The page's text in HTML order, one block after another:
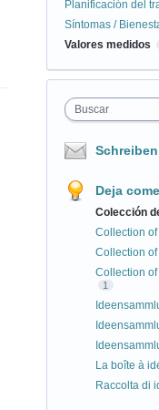
Planificación del
Síntomas /
Valores medidos
Buscar
Deja
Colección
Collection
Collection of
Collection
1
La boîte à
Raccolta di